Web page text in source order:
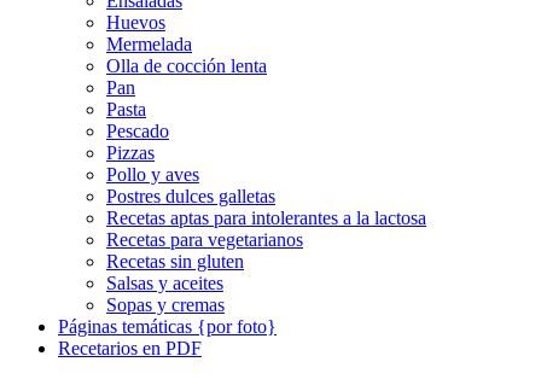
Huevos
Mermelada
Olla de cocción lenta
Pan
Pasta
Pescado
Pizzas
Pollo y aves
Postres dulces galletas
Recetas aptas para intolerantes a la lactosa
Recetas para vegetarianos
Recetas sin gluten
Salsas y aceites
Sopas y cremas
Páginas temáticas {por foto}
Recetarios en PDF